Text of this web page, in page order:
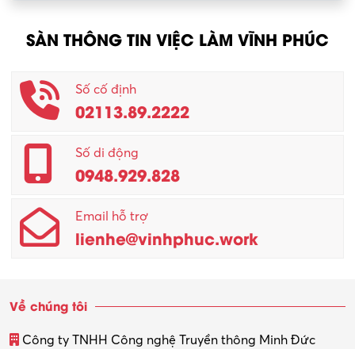
SÀN THÔNG TIN VIỆC LÀM VĨNH PHÚC
Số cố định
02113.89.2222
Số di động
0948.929.828
Email hỗ trợ
lienhe@vinhphuc.work
Về chúng tôi
Công ty TNHH Công nghệ Truyền thông Minh Đức